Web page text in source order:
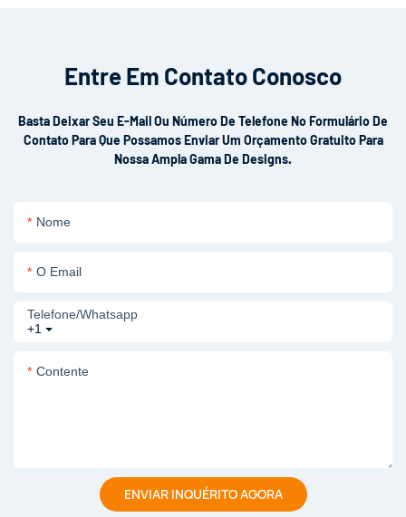
Entre Em Contato Conosco
Basta Deixar Seu E-Mail Ou Número De Telefone No Formulário De
Contato Para Que Possamos Enviar Um Orçamento Gratuito Para
Nossa Ampla Gama De Designs.
Nome
O Email
+1
Telefone/whatsapp
Contente
ENVIAR INQUÉRITO AGORA